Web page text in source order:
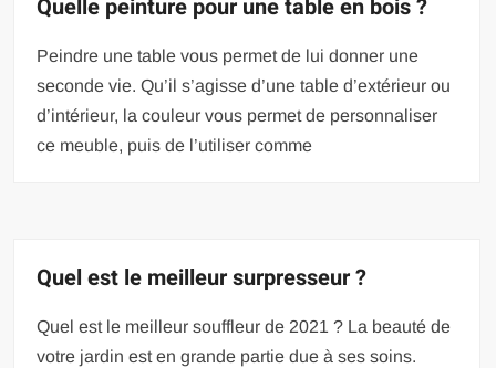
Quelle peinture pour une table en bois ?
Peindre une table vous permet de lui donner une
seconde vie. Qu’il s’agisse d’une table d’extérieur ou
d’intérieur, la couleur vous permet de personnaliser
ce meuble, puis de l’utiliser comme
Quel est le meilleur surpresseur ?
Quel est le meilleur souffleur de 2021 ? La beauté de
votre jardin est en grande partie due à ses soins.